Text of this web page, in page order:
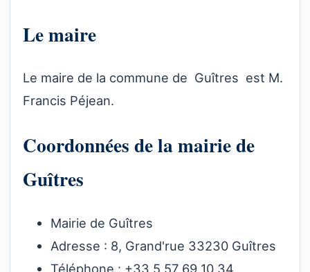
Le maire
Le maire de la commune de Guîtres est M.
Francis Péjean.
Coordonnées de la mairie de
Guîtres
Mairie de Guîtres
Adresse : 8, Grand'rue 33230 Guîtres
Téléphone : +33 5 57 69 10 34